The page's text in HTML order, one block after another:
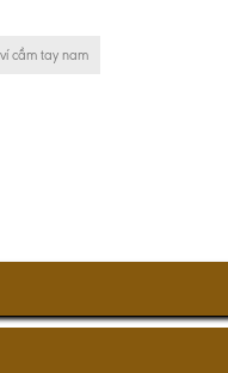
ví cầm tay nam